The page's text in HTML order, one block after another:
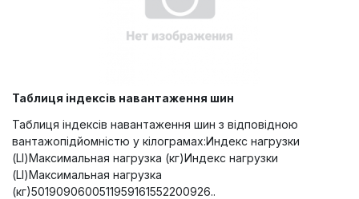
Таблиця індексів навантаження шин
Таблиця індексів навантаження шин з відповідною
вантажопідйомністю у кілограмах:Индекс нагрузки
(LI)Максимальная нагрузка (кг)Индекс нагрузки
(LI)Максимальная нагрузка
(кг)5019090600511959161552200926..